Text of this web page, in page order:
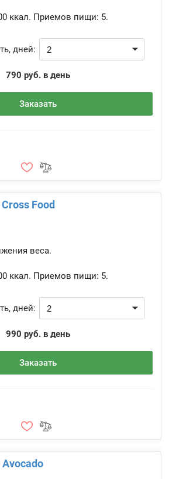
ккал. Приемов пищи: 5.
дней:
790 руб. в день
Заказать
Food
веса.
ккал. Приемов пищи: 5.
дней:
990 руб. в день
Заказать